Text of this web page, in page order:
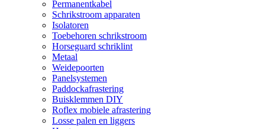
Permanentkabel
Schrikstroom apparaten
Isolatoren
Toebehoren schrikstroom
Horseguard schriklint
Metaal
Weidepoorten
Panelsystemen
Paddockafrastering
Buisklemmen DIY
Roflex mobiele afrastering
Losse palen en liggers